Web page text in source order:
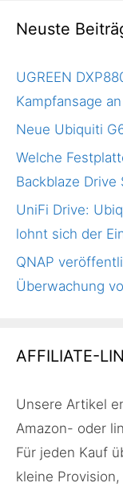
Neuste
UGREEN
Kampfansage
Neue Ubiquiti
Welche
Backblaze
UniFi Drive:
lohnt sich der
QNAP
Überwachung
AFFILIATE-
Unsere Artikel
Amazon- oder
Für jeden Kauf
kleine